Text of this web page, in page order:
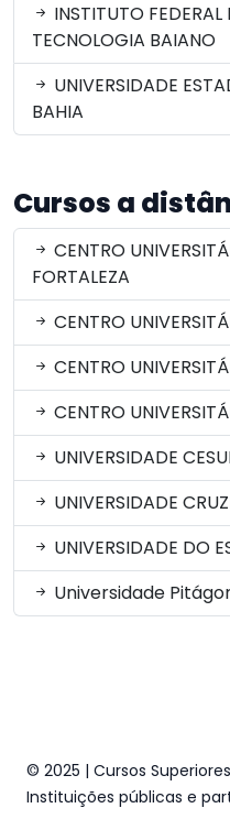
INSTITUTO
TECNOLOGIA BAIANO
UNIVERSIDADE
BAHIA
Cursos a
CENTRO
FORTALEZA
CENTRO
CENTRO
CENTRO
UNIVERSIDADE
UNIVERSIDADE
UNIVERSIDADE DO
Universidade
© 2025 | Cursos
Instituições públicas e